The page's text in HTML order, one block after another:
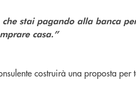
stai pagando alla banca
casa.”
costruirà una proposta per